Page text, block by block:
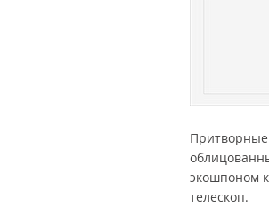
экошпоном
телескоп.